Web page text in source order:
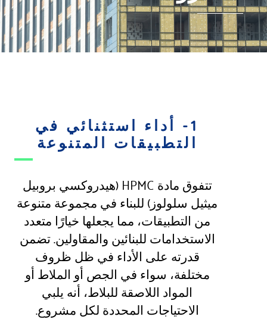
1- أداء استثنائي في
التطبيقات المتنوعة
تتفوق مادة HPMC (هيدروكسي بروبيل
ميثيل سلولوز) للبناء في مجموعة متنوعة
من التطبيقات، مما يجعلها خيارًا متعدد
الاستخدامات للبنائين والمقاولين. تضمن
قدرته على الأداء في ظل ظروف
مختلفة، سواء في الجص أو الملاط أو
المواد اللاصقة للبلاط، أنه يلبي
الاحتياجات المحددة لكل مشروع.